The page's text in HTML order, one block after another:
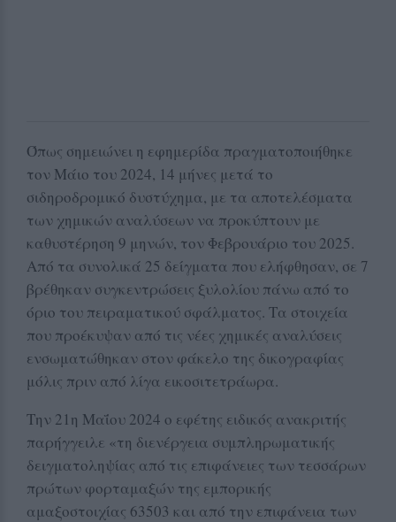
Όπως σημειώνει η εφημερίδα πραγματοποιήθηκε
τον Μάιο του 2024, 14 μήνες μετά το
σιδηροδρομικό δυστύχημα, με τα αποτελέσματα
των χημικών αναλύσεων να προκύπτουν με
καθυστέρηση 9 μηνών, τον Φεβρουάριο του 2025.
Από τα συνολικά 25 δείγματα που ελήφθησαν, σε 7
βρέθηκαν συγκεντρώσεις ξυλολίου πάνω από το
όριο του πειραματικού σφάλματος. Τα στοιχεία
που προέκυψαν από τις νέες χημικές αναλύσεις
ενσωματώθηκαν στον φάκελο της δικογραφίας
μόλις πριν από λίγα εικοσιτετράωρα.
Την 21η Μαΐου 2024 ο εφέτης ειδικός ανακριτής
παρήγγειλε «τη διενέργεια συμπληρωματικής
δειγματοληψίας από τις επιφάνειες των τεσσάρων
πρώτων φορταμαξών της εμπορικής
αμαξοστοιχίας 63503 και από την επιφάνεια των